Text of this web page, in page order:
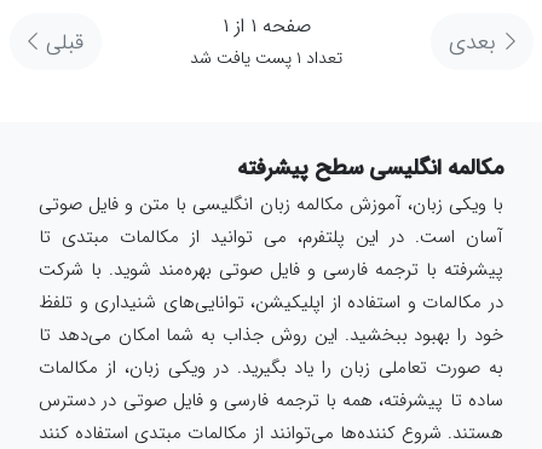
بعدی صفحه ۱ از ۱
تعداد ۱ پست یافت شد قبلی
مکالمه انگلیسی سطح پیشرفته
با ویکی زبان، آموزش مکالمه زبان انگلیسی با متن و فایل صوتی
آسان است. در این پلتفرم، می توانید از مکالمات مبتدی تا
پیشرفته با ترجمه فارسی و فایل صوتی بهره‌مند شوید. با شرکت
در مکالمات و استفاده از اپلیکیشن، توانایی‌های شنیداری و تلفظ
خود را بهبود ببخشید. این روش جذاب به شما امکان می‌دهد تا
به صورت تعاملی زبان را یاد بگیرید. در ویکی زبان، از مکالمات
ساده تا پیشرفته، همه با ترجمه فارسی و فایل صوتی در دسترس
هستند. شروع کننده‌ها می‌توانند از مکالمات مبتدی استفاده کنند